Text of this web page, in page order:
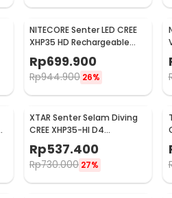
NITECORE Senter LED CREE
XHP35 HD Rechargeable
IPX8 1800 Lumens - MH23
Rp699.900
Rp944.900 26%
XTAR Senter Selam Diving
CREE XHP35-HI D4
Waterproof IPX8 1600
Lumens - D26 1600S
Rp537.400
Rp730.000 27%